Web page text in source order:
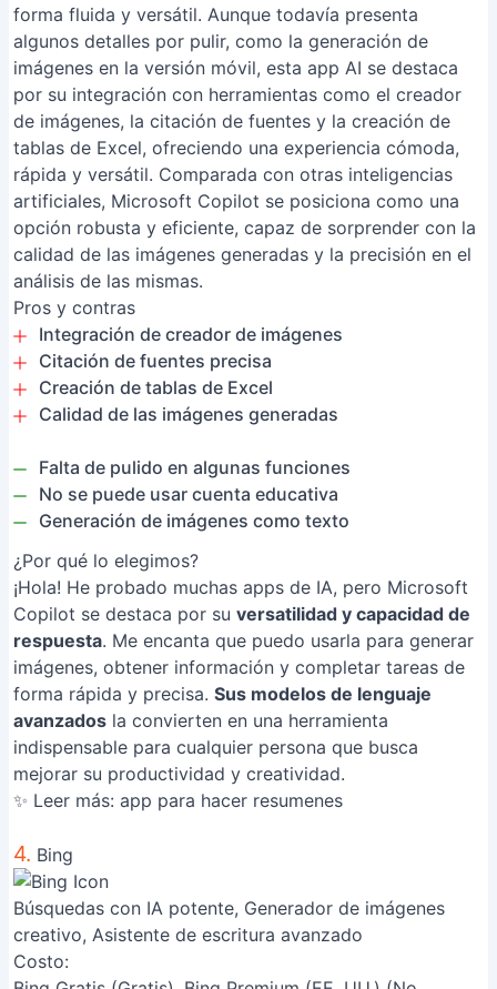
forma fluida y versátil. Aunque todavía presenta
algunos detalles por pulir, como la generación de
imágenes en la versión móvil, esta app AI se destaca
por su integración con herramientas como el creador
de imágenes, la citación de fuentes y la creación de
tablas de Excel, ofreciendo una experiencia cómoda,
rápida y versátil. Comparada con otras inteligencias
artificiales, Microsoft Copilot se posiciona como una
opción robusta y eficiente, capaz de sorprender con la
calidad de las imágenes generadas y la precisión en el
análisis de las mismas.
Pros y contras
Integración de creador de imágenes
Citación de fuentes precisa
Creación de tablas de Excel
Calidad de las imágenes generadas
Falta de pulido en algunas funciones
No se puede usar cuenta educativa
Generación de imágenes como texto
¿Por qué lo elegimos?
¡Hola! He probado muchas apps de IA, pero Microsoft
Copilot se destaca por su versatilidad y capacidad de
respuesta. Me encanta que puedo usarla para generar
imágenes, obtener información y completar tareas de
forma rápida y precisa. Sus modelos de lenguaje
avanzados la convierten en una herramienta
indispensable para cualquier persona que busca
mejorar su productividad y creatividad.
✨ Leer más: app para hacer resumenes
4. Bing
Búsquedas con IA potente, Generador de imágenes
creativo, Asistente de escritura avanzado
Costo: